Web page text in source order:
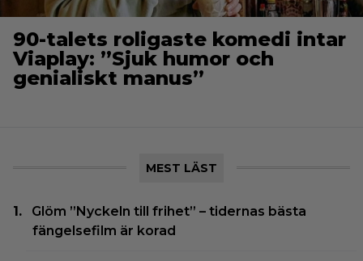
90-talets roligaste komedi intar
Viaplay: ”Sjuk humor och
genialiskt manus”
MEST LÄST
Glöm ”Nyckeln till frihet” – tidernas bästa
fängelsefilm är korad